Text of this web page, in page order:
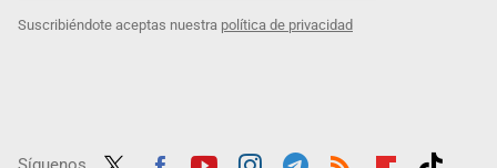
Suscribiéndote aceptas nuestra política de privacidad